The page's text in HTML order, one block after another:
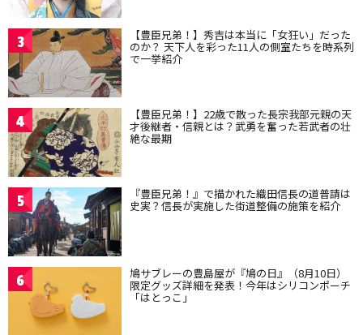
3 【豊臣兄弟！】秀吉は本当に「女狂い」だった
のか？ 天下人を彩った11人の側室たちを時系列
で一挙紹介
4 【豊臣兄弟！】22歳で散った長宗我部元親の天
才後継者・信親とは？武勇を奮った若武者の壮
絶な最期
5 『豊臣兄弟！』で描かれた織田信長の道普請は
史実？信長が実施した街道整備の施策を紹介
6 鳩サブレーの豊島屋が『鳩の日』（8月10日）
限定グッズ詳細を発表！今年はシリコンポーチ
「はとっこ」